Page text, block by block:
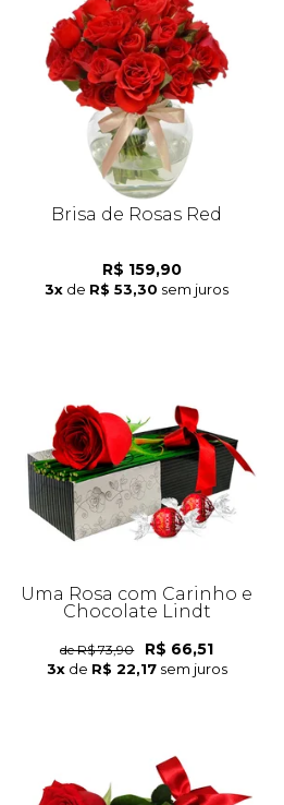
Brisa de Rosas Red
R$ 159,90
3x de R$ 53,30 sem juros
Uma Rosa com Carinho e
Chocolate Lindt
de R$ 73,90 R$ 66,51
3x de R$ 22,17 sem juros